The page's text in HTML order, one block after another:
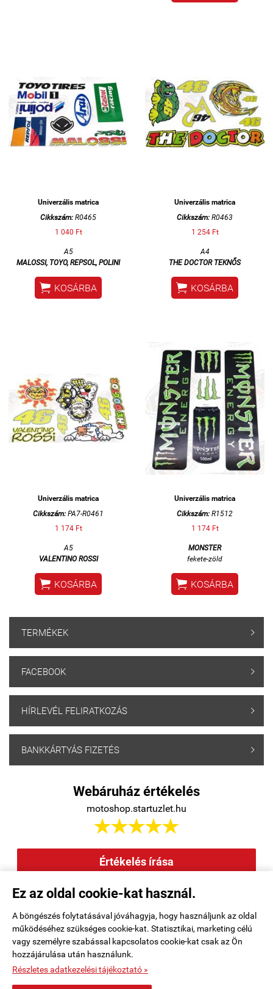
Ez az oldal cookie-kat használ.
A böngészés folytatásával jóváhagyja, hogy használjunk az oldal
működéséhez szükséges cookie-kat. Statisztikai, marketing célú
vagy személyre szabással kapcsolatos cookie-kat csak az Ön
hozzájárulása után használunk.
Részletes adatkezelési tájékoztató »
Univerzális matrica
Cikkszám: R0465
1 040 Ft
A5
MALOSSI, TOYO, REPSOL, POLINI
 KOSÁRBA
Univerzális matrica
Cikkszám: R0463
1 254 Ft
A4
THE DOCTOR TEKNŐS
 KOSÁRBA
Univerzális matrica
Cikkszám: PA7-R0461
1 174 Ft
A5
VALENTINO ROSSI
 KOSÁRBA
Univerzális matrica
Cikkszám: R1512
1 174 Ft
MONSTER
fekete-zöld
 KOSÁRBA
TERMÉKEK 
FACEBOOK 
HÍRLEVÉL FELIRATKOZÁS 
BANKKÁRTYÁS FIZETÉS 
Webáruház értékelés
motoshop.startuzlet.hu

Értékelés írása
Rendelési feltételek|Elérhetőségek|Kosár tartalma, megrendelés
Oldaltérkép|